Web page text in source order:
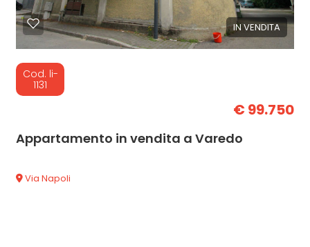
IN VENDITA
Cod. li-
1131
€ 99.750
Appartamento in vendita a Varedo
Via Napoli